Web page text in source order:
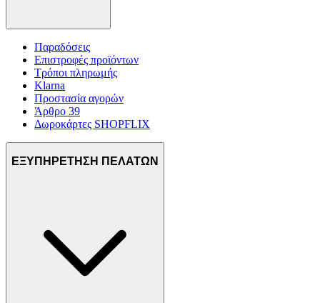
Παραδόσεις
Επιστροφές προϊόντων
Τρόποι πληρωμής
Klarna
Προστασία αγορών
Άρθρο 39
Δωροκάρτες SHOPFLIX
ΕΞΥΠΗΡΕΤΗΣΗ ΠΕΛΑΤΩΝ